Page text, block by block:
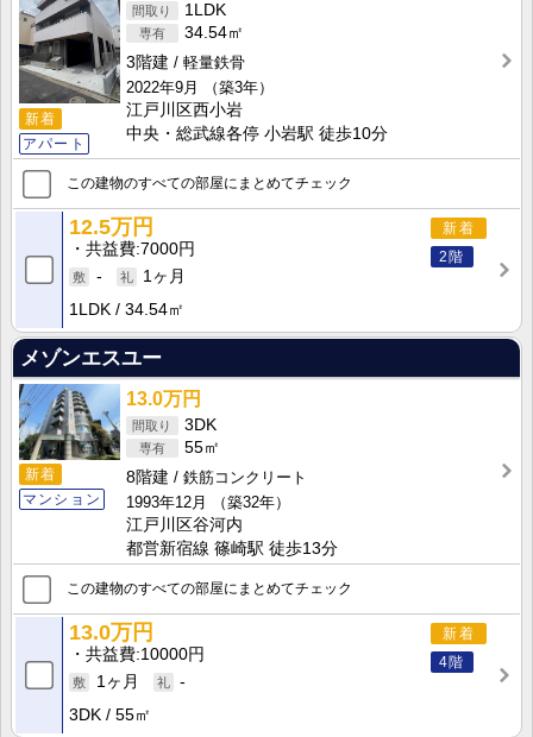
新着
アパート
1LDK
34.54㎡
3階建
軽量鉄骨
2022年9月
（築3年）
江戸川区西小岩
中央・総武線各停 小岩駅 徒歩10分
この建物のすべての部屋にまとめてチェック
新着
2階
12.5万円
共益費 7000円
-
1ヶ月
1LDK
34.54㎡
メゾンエスユー
新着
マンション
13.0万円
3DK
55㎡
8階建
鉄筋コンクリート
1993年12月
（築32年）
江戸川区谷河内
都営新宿線 篠崎駅 徒歩13分
この建物のすべての部屋にまとめてチェック
新着
4階
13.0万円
共益費 10000円
1ヶ月
-
3DK
55㎡